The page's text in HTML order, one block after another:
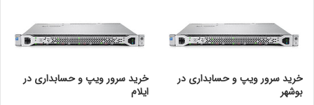
مدیریت و همبستگی:
تهدیدات و الگوهای مشکوک شناسایی شوند.
خرید سرور ویپ و حسابداری در
بوشهر
خرید سرور ویپ و حسابداری در
ایلام